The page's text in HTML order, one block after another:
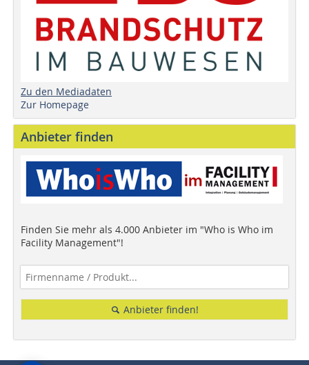
Zu den Mediadaten
Zur Homepage
Anbieter finden
Finden Sie mehr als 4.000 Anbieter im "Who is Who im
Facility Management"!
Anbieter finden!